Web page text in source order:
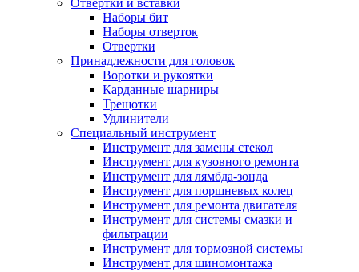
Отвертки и вставки
Наборы бит
Наборы отверток
Отвертки
Принадлежности для головок
Воротки и рукоятки
Карданные шарниры
Трещотки
Удлинители
Специальный инструмент
Инструмент для замены стекол
Инструмент для кузовного ремонта
Инструмент для лямбда-зонда
Инструмент для поршневых колец
Инструмент для ремонта двигателя
Инструмент для системы смазки и
фильтрации
Инструмент для тормозной системы
Инструмент для шиномонтажа